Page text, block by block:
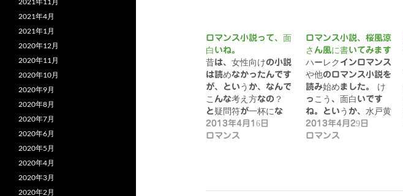
ロマンス小説って、面
白いね。
昔は、女性向けの小説
は読めなかったんです
が、というか、なんで
こんな考え方なの？
と疑問符が一杯にな
っ…
2013年4月16日
ロマンス
ロマンス小説、桜風涼
さん風に書いてみます
ハーレクインロマンス
や他のロマンス小説を
読み始めました。 け
っこう、面白いです
ね。というか、水戸黄
門…
2013年4月29日
ロマンス
2021年4月
2021年1月
2020年12月
2020年11月
2020年10月
2020年9月
2020年8月
2020年7月
2020年6月
2020年5月
2020年4月
2020年3月
2020年2月